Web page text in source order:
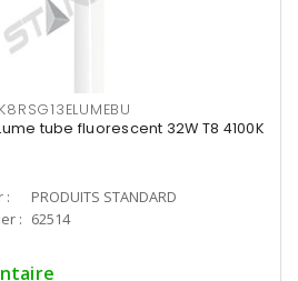
tube fluorescent 32W T8 4100K
:
PRODUITS STANDARD
: 62514